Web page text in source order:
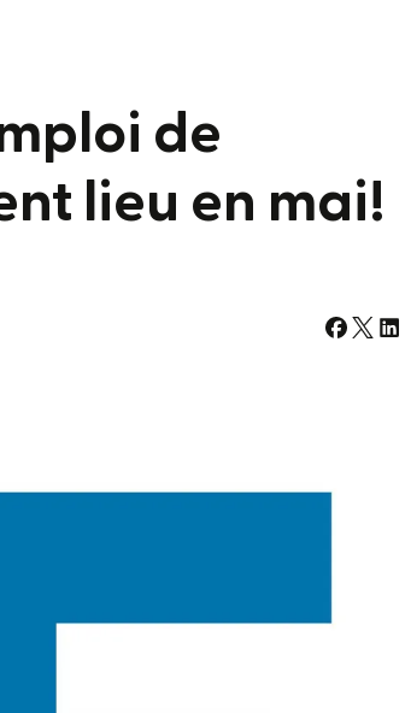
de
lieu en mai!